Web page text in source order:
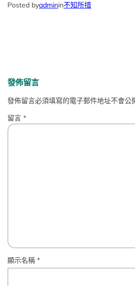
Posted byadminin不知所措
發佈留言
發佈留言必須填寫的電子郵件地址不會公
留言*
顯示名稱*